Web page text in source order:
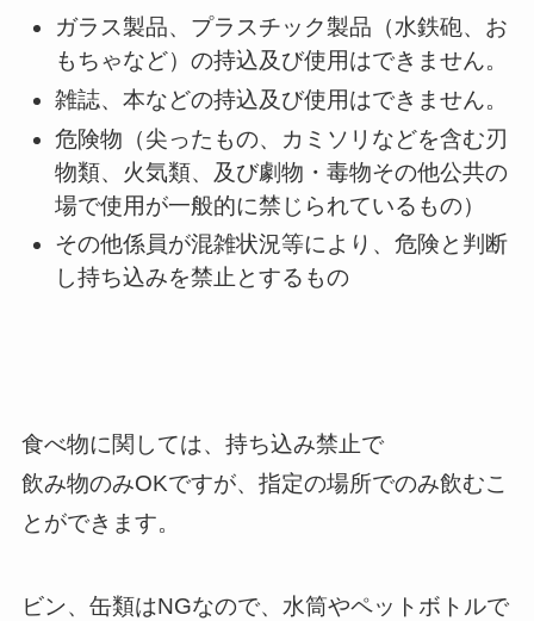
ガラス製品、プラスチック製品（水鉄砲、お
もちゃなど）の持込及び使用はできません。
雑誌、本などの持込及び使用はできません。
危険物（尖ったもの、カミソリなどを含む刃
物類、火気類、及び劇物・毒物その他公共の
場で使用が一般的に禁じられているもの）
その他係員が混雑状況等により、危険と判断
し持ち込みを禁止とするもの
食べ物に関しては、持ち込み禁止で
飲み物のみOKですが、指定の場所でのみ飲むこ
とができます。
ビン、缶類はNGなので、水筒やペットボトルで